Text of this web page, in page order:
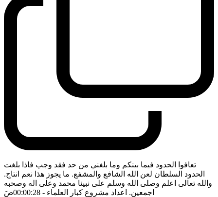
تعافوا الحدود فيما بينكم وما بلغني من حد فقد وجب فاذا بلغت
الحدود السلطان لعن الله الشافع والمشفع. ما يجوز هذا نعم انتاج.
والله تعالى اعلم وصلى الله وسلم على نبينا محمد وعلى اله وصحبه
اجمعين. اعداد مشروع كبار العلماء - 00:00:28 ضَ